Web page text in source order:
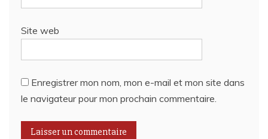
Site web
Enregistrer mon nom, mon e-mail et mon site dans
le navigateur pour mon prochain commentaire.